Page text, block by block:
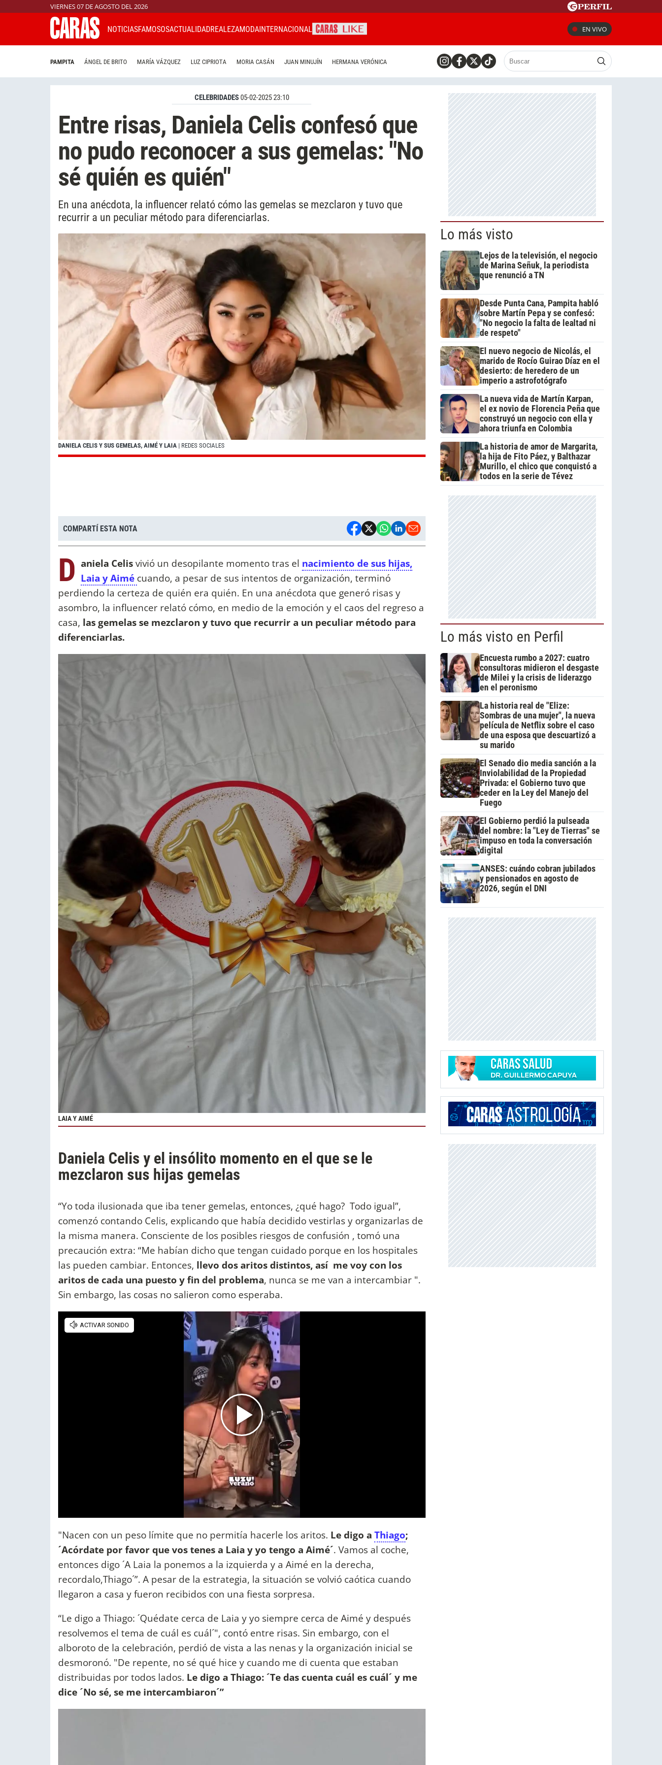
VIERNES 07 DE AGOSTO DEL 2026
NOTICIASFAMOSOSACTUALIDADREALEZAMODAINTERNACIONAL EN VIVO
PAMPITA ÁNGEL DE BRITO MARÍA VÁZQUEZ LUZ CIPRIOTA MORIA CASÁN JUAN MINUJÍN HERMANA VERÓNICA
CELEBRIDADES05-02-2025 23:10
Entre risas, Daniela Celis confesó que
no pudo reconocer a sus gemelas: "No
sé quién es quién"
En una anécdota, la influencer relató cómo las gemelas se mezclaron y tuvo que
recurrir a un peculiar método para diferenciarlas.
DANIELA CELIS Y SUS GEMELAS, AIMÉ Y LAIA | REDES SOCIALES
COMPARTÍ ESTA NOTA
D aniela Celisvivió un desopilante momento tras el nacimiento de sus hijas,
Laia y Aimé cuando, a pesar de sus intentos de organización, terminó
perdiendo la certeza de quién era quién. En una anécdota que generó risas y
asombro, la influencer relató cómo, en medio de la emoción y el caos del regreso a
casa, las gemelas se mezclaron y tuvo que recurrir a un peculiar método para
diferenciarlas.
LAIA Y AIMÉ
Daniela Celis y el insólito momento en el que se le
mezclaron sus hijas gemelas
“Yo toda ilusionada que iba tener gemelas, entonces, ¿qué hago? Todo igual”,
comenzó contando Celis, explicando que había decidido vestirlas y organizarlas de
la misma manera. Consciente de los posibles riesgos de confusión , tomó una
precaución extra: “Me habían dicho que tengan cuidado porque en los hospitales
las pueden cambiar. Entonces, llevo dos aritos distintos, así me voy con los
aritos de cada una puesto y fin del problema, nunca se me van a intercambiar ".
Sin embargo, las cosas no salieron como esperaba.
"Nacen con un peso límite que no permitía hacerle los aritos. Le digo a Thiago;
´Acórdate por favor que vos tenes a Laia y yo tengo a Aimé´. Vamos al coche,
entonces digo ´A Laia la ponemos a la izquierda y a Aimé en la derecha,
recordalo,Thiago´”. A pesar de la estrategia, la situación se volvió caótica cuando
llegaron a casa y fueron recibidos con una fiesta sorpresa.
“Le digo a Thiago: ´Quédate cerca de Laia y yo siempre cerca de Aimé y después
resolvemos el tema de cuál es cuál´", contó entre risas. Sin embargo, con el
alboroto de la celebración, perdió de vista a las nenas y la organización inicial se
desmoronó. "De repente, no sé qué hice y cuando me di cuenta que estaban
distribuidas por todos lados. Le digo a Thiago: ´Te das cuenta cuál es cuál´ y me
dice ´No sé, se me intercambiaron´”
Lo más visto
Lejos de la televisión, el negocio
de Marina Señuk, la periodista
que renunció a TN
Desde Punta Cana, Pampita habló
sobre Martín Pepa y se confesó:
"No negocio la falta de lealtad ni
de respeto"
El nuevo negocio de Nicolás, el
marido de Rocío Guirao Díaz en el
desierto: de heredero de un
imperio a astrofotógrafo
La nueva vida de Martín Karpan,
el ex novio de Florencia Peña que
construyó un negocio con ella y
ahora triunfa en Colombia
La historia de amor de Margarita,
la hija de Fito Páez, y Balthazar
Murillo, el chico que conquistó a
todos en la serie de Tévez
Lo más visto en Perfil
Encuesta rumbo a 2027: cuatro
consultoras midieron el desgaste
de Milei y la crisis de liderazgo
en el peronismo
La historia real de "Elize:
Sombras de una mujer", la nueva
película de Netflix sobre el caso
de una esposa que descuartizó a
su marido
El Senado dio media sanción a la
Inviolabilidad de la Propiedad
Privada: el Gobierno tuvo que
ceder en la Ley del Manejo del
Fuego
El Gobierno perdió la pulseada
del nombre: la "Ley de Tierras" se
impuso en toda la conversación
digital
ANSES: cuándo cobran jubilados
y pensionados en agosto de
2026, según el DNI